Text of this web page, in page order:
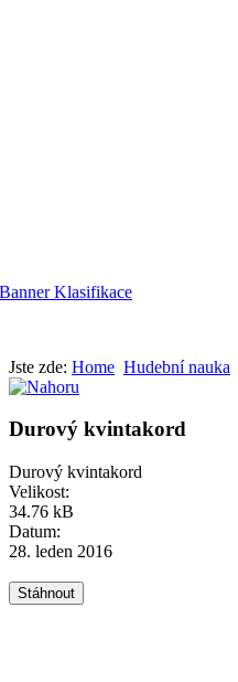
Jste zde: Home Hudební nauka
Durový kvintakord
Durový kvintakord
Velikost:
34.76 kB
Datum:
28. leden 2016